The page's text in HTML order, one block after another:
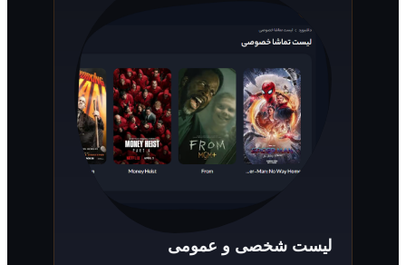
لیست شخصی و عمومی